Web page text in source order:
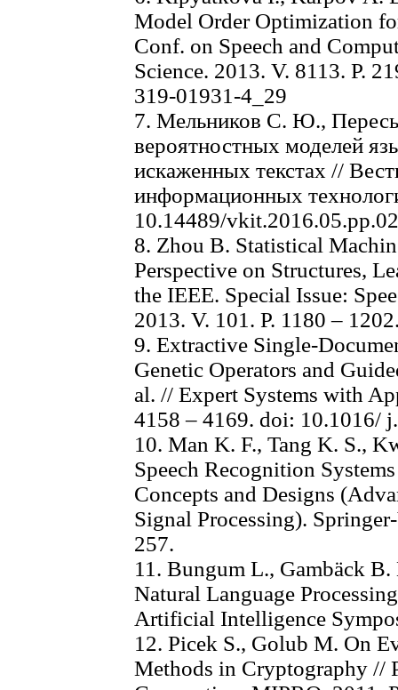
Model Order Optimization
Conf. on Speech and
Science. 2013. V. 8113. P.
319-01931-4_29
7. Мельников С. Ю.,
вероятностных моделей
искаженных текстах //
информационных
10.14489/
8. Zhou B. Statistical
Perspective on Structures,
the IEEE. Special Issue:
2013. V. 101. P. 1180 –
9. Extractive Single-
Genetic Operators and
al. // Expert Systems with
4158 – 4169. doi: 10.1016/
10. Man K. F., Tang K. S.,
Speech Recognition
Concepts and Designs
Signal Processing).
257.
11. Bungum L., Gambäck
Natural Language
Artificial Intelligence
12. Picek S., Golub M. On
Methods in Cryptography //